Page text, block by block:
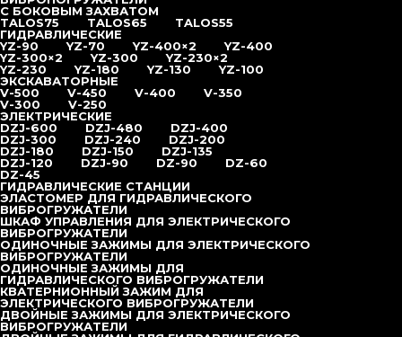
С БОКОВЫМ ЗАХВАТОМ
TALOS75
TALOS65
TALOS55
ГИДРАВЛИЧЕСКИЕ
YZ-90
YZ-70 YZ-400×2
YZ-400
YZ-300×2
YZ-300
YZ-230×2
YZ-230
YZ-180 YZ-130
YZ-100
ЭКСКАВАТОРНЫЕ
V-500
V-450 V-400
V-350
V-300
V-250
ЭЛЕКТРИЧЕСКИЕ
DZJ-600
DZJ-480
DZJ-400
DZJ-300
DZJ-240
DZJ-200
DZJ-180
DZJ-150
DZJ-135
DZJ-120
DZJ-90 DZ-90
DZ-60
DZ-45
ГИДРАВЛИЧЕСКИЕ СТАНЦИИ
ЭЛАСТОМЕР ДЛЯ ГИДРАВЛИЧЕСКОГО
ВИБРОГРУЖАТЕЛИ
ШКАФ УПРАВЛЕНИЯ ДЛЯ ЭЛЕКТРИЧЕСКОГО
ВИБРОГРУЖАТЕЛИ
ОДИНОЧНЫЕ ЗАЖИМЫ ДЛЯ ЭЛЕКТРИЧЕСКОГО
ВИБРОГРУЖАТЕЛИ
ОДИНОЧНЫЕ ЗАЖИМЫ ДЛЯ
ГИДРАВЛИЧЕСКОГО ВИБРОГРУЖАТЕЛИ
КВАТЕРНИОННЫЙ ЗАЖИМ ДЛЯ
ЭЛЕКТРИЧЕСКОГО ВИБРОГРУЖАТЕЛИ
ДВОЙНЫЕ ЗАЖИМЫ ДЛЯ ЭЛЕКТРИЧЕСКОГО
ВИБРОГРУЖАТЕЛИ